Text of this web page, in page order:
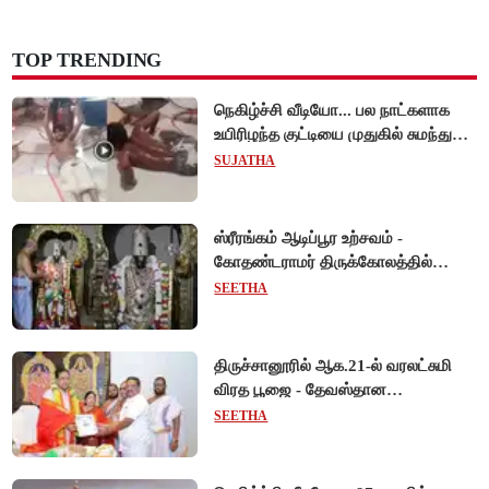
TOP TRENDING
நெகிழ்ச்சி வீடியோ... பல நாட்களாக
உயிரிழந்த குட்டியை முதுகில் சுமந்து
நீந்திய டால்பின்... உலகை உலுக்கிய
SUJATHA
ஸ்ரீரங்கம் ஆடிப்பூர உற்சவம் -
கோதண்டராமர் திருக்கோலத்தில்
ஆண்டாள் நாச்சியார்!
SEETHA
திருச்சானூரில் ஆக.21-ல் வரலட்சுமி
விரத பூஜை - தேவஸ்தான
அறங்காவலர் குழு தலைவருக்கு
SEETHA